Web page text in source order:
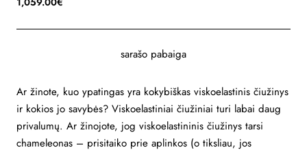
sarašo pabaiga
Ar žinote, kuo ypatingas yra kokybiškas viskoelastinis čiužinys
ir kokios jo savybės? Viskoelastiniai čiužiniai turi labai daug
privalumų. Ar žinojote, jog viskoelastininis čiužinys tarsi
chameleonas – prisitaiko prie aplinkos (o tiksliau, jos